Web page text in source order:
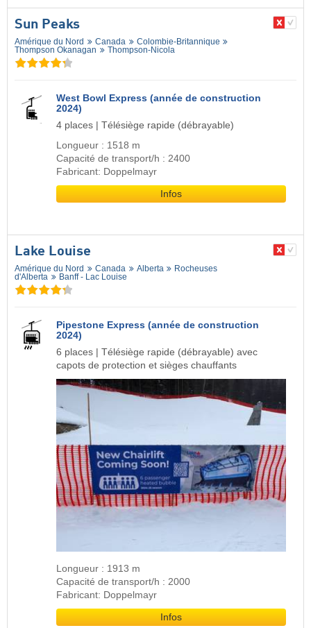
Sun Peaks
Amérique du Nord Canada
Colombie-Britannique
Thompson Okanagan
Thompson-Nicola
West Bowl Express (année de construction
2024)
4 places | Télésiège rapide (débrayable)
Longueur : 1518 m
Capacité de transport/h : 2400
Fabricant: Doppelmayr
Infos
Lake Louise
Amérique du Nord Canada Alberta
Rocheuses
d'Alberta
Banff - Lac Louise
Pipestone Express (année de construction
2024)
6 places | Télésiège rapide (débrayable) avec
capots de protection et sièges chauffants
Longueur : 1913 m
Capacité de transport/h : 2000
Fabricant: Doppelmayr
Infos